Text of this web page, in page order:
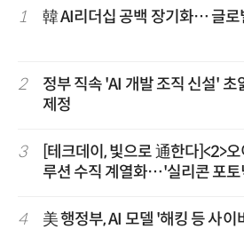
1 韓 AI리더십 공백 장기화… 글로
2
정부 직속 'AI 개발 조직 신설'
제정
3
[테크데이, 빛으로 通한다]<2>
루션 수직 계열화…'실리콘 포
4 美 행정부, AI 모델 '해킹 등 사